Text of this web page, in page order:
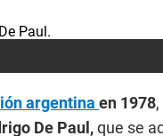
argentina en 1978
De Paul,que se